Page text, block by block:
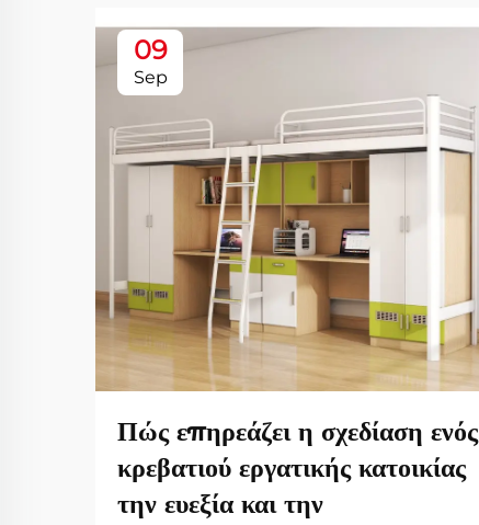
09
Sep
Πώς επηρεάζει η σχεδίαση ενός
κρεβατιού εργατικής κατοικίας
την ευεξία και την